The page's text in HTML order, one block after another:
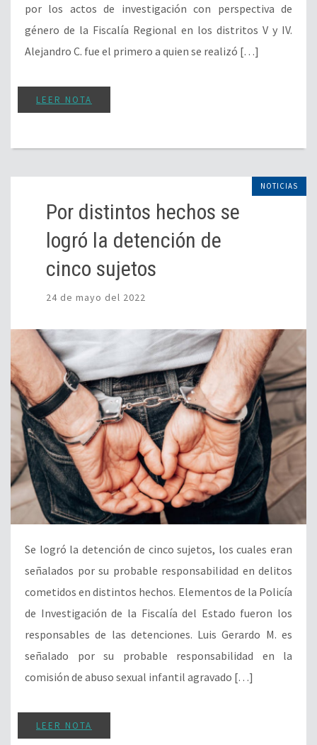
por los actos de investigación con perspectiva de
género de la Fiscalía Regional en los distritos V y IV.
Alejandro C. fue el primero a quien se realizó […]
LEER NOTA
NOTICIAS
Por distintos hechos se
logró la detención de
cinco sujetos
24 de mayo del 2022
Se logró la detención de cinco sujetos, los cuales eran
señalados por su probable responsabilidad en delitos
cometidos en distintos hechos. Elementos de la Policía
de Investigación de la Fiscalía del Estado fueron los
responsables de las detenciones. Luis Gerardo M. es
señalado por su probable responsabilidad en la
comisión de abuso sexual infantil agravado […]
LEER NOTA